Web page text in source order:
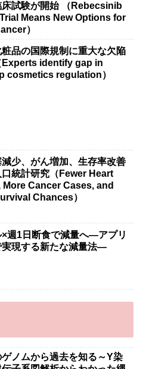
床試験が開始 （Rebecsinib
Means New Options for
）
粧品の国際規制に重大な欠陥
Experts identify gap in
cosmetics regulation）
少、がん増加、生存率改善
口統計研究（Fewer Heart
Cancer Cases, and
Chances）
×週1日断食で減量へ―アプリ
実現する新たな減量法―
ノムから過去を知る～Y染